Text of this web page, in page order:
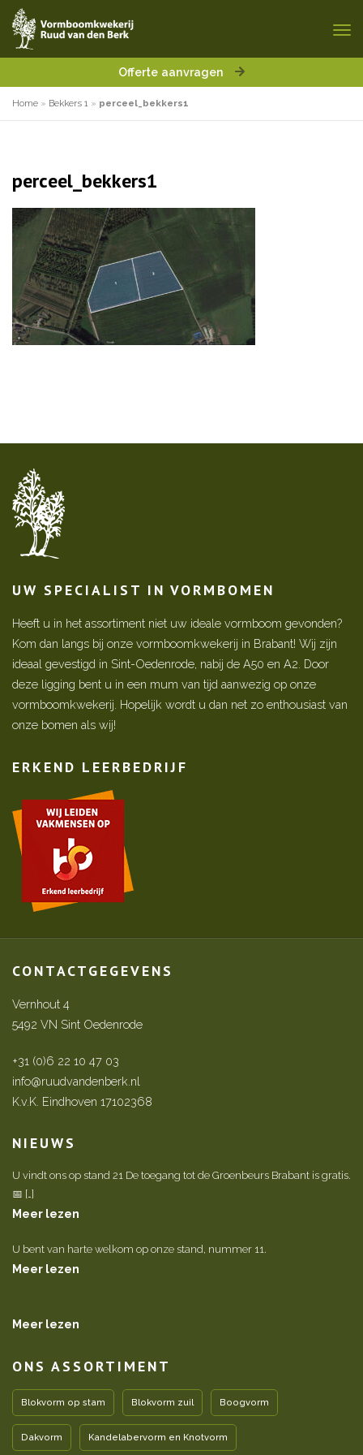
Offerte aanvragen
Home » Bekkers 1 » perceel_bekkers1
perceel_bekkers1
UW SPECIALIST IN VORMBOMEN
Heeft u in het assortiment niet uw ideale vormboom gevonden?
Kom dan langs bij onze vormboomkwekerij in Brabant! Wij zijn
ideaal gevestigd in Sint-Oedenrode, nabij de A50 en A2. Door
deze ligging bent u in een mum van tijd aanwezig op onze
vormboomkwekerij. Hopelijk wordt u dan net zo enthousiast van
onze bomen als wij!
ERKEND LEERBEDRIJF
CONTACTGEGEVENS
Vernhout 4
5492 VN Sint Oedenrode
+31 (0)6 22 10 47 03
info@ruudvandenberk.nl
K.v.K. Eindhoven 17102368
NIEUWS
U vindt ons op stand 21 De toegang tot de Groenbeurs Brabant is gratis.
📅 […]
Meer lezen
U bent van harte welkom op onze stand, nummer 11.
Meer lezen
Meer lezen
ONS ASSORTIMENT
Blokvorm op stam Blokvorm zuil Boogvorm
Dakvorm Kandelabervorm en Knotvorm